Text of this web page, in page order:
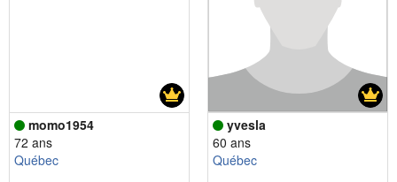
momo1954
72 ans
Québec
yvesla
60 ans
Québec